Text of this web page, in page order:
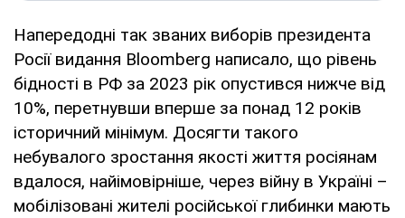
Напередодні так званих виборів президента
Росії видання Bloomberg написало, що рівень
бідності в РФ за 2023 рік опустився нижче від
10%, перетнувши вперше за понад 12 років
історичний мінімум. Досягти такого
небувалого зростання якості життя росіянам
вдалося, найімовірніше, через війну в Україні –
мобілізовані жителі російської глибинки мають